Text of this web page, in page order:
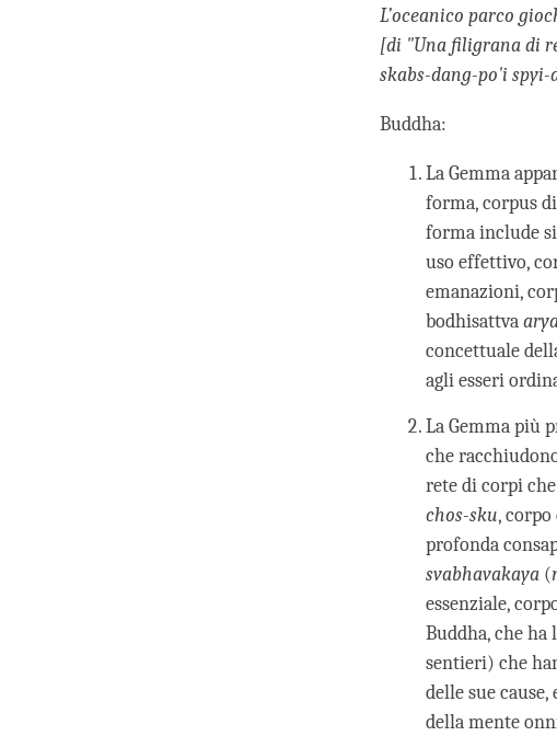
L’oceanico parco
[di "Una filigrana di
skabs-dang-po'i spyi-
Buddha:
La Gemma
forma, corpus
forma include
uso effettivo,
emanazioni,
bodhisattva
concettuale
agli esseri
La Gemma più
che
rete di corpi
chos-sku,
profonda
svabhavakaya(
essenziale,
Buddha, che
sentieri) che
delle sue
della mente